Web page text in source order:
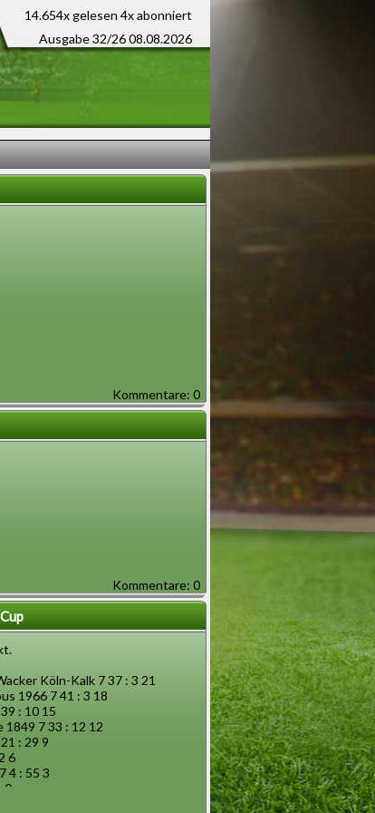
14.654x gelesen 4x abonniert
Ausgabe 32/26 08.08.2026
Kommentare: 0
Kommentare: 0
Köln-Kalk 7 37 : 3 21
1966 7 41 : 3 18
: 10 15
1849 7 33 : 12 12
: 29 9
6
4 : 55 3
0